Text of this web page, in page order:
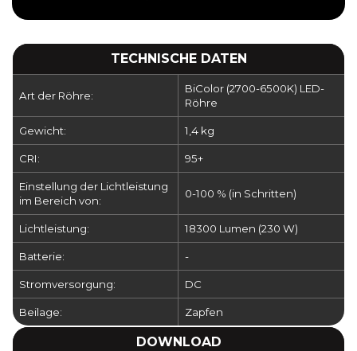
TECHNISCHE DATEN
Art der Röhre:
BiColor (2700-6500K) LED-
Röhre
Gewicht: 1,4 kg
CRI: 95+
Einstellung der Lichtleistung
im Bereich von:
0-100 % (in Schritten)
Lichtleistung: 18300 Lumen (230 W)
Batterie: -
Stromversorgung: DC
Beilage: Zapfen
DOWNLOAD